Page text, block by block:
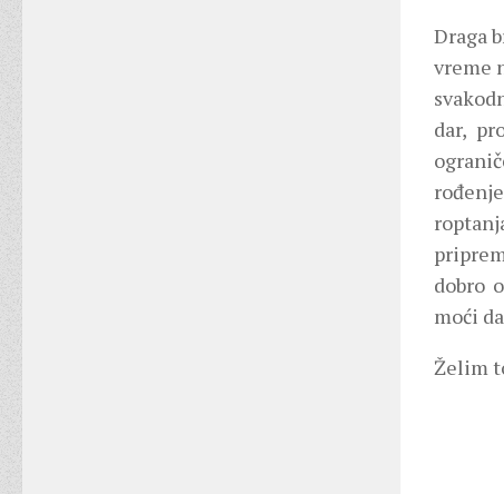
Draga
vreme
dar,
dobro
moći
Želim